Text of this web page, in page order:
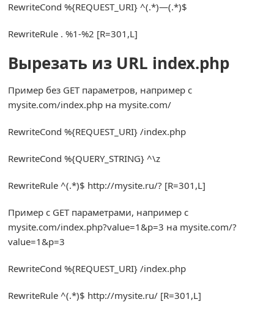
RewriteCond %{REQUEST_URI} ^(.*)—(.*)$
RewriteRule . %1-%2 [R=301 ,L]
Вырезать из URL index.php
Пример без GET параметров, например с
mysite.com/index.php на mysite.com/
RewriteCond %{REQUEST_URI} /index.php
RewriteCond %{QUERY_STRING} ^\z
RewriteRule ^(.*)$ http://mysite.ru/? [R=301,L]
Пример с GET параметрами, например с
mysite.com/index.php?value=1&p=3 на mysite.com/?
value=1&p=3
RewriteCond %{REQUEST_URI} /index.php
RewriteRule ^(.*)$ http://mysite.ru/ [R=301,L]